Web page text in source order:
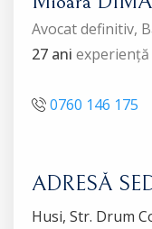
Avocat definitiv,
27 ani experiență
0760 146 175
ADRESĂ
Husi, Str. Drum